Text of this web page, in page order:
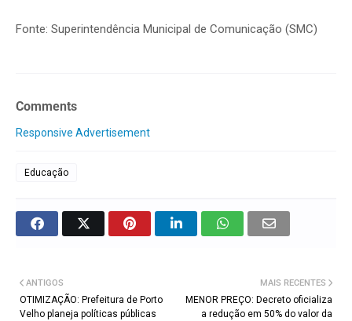
Fonte: Superintendência Municipal de Comunicação (SMC)
Comments
Responsive Advertisement
Educação
MAIS RECENTES
MENOR PREÇO: Decreto oficializa
a redução em 50% do valor da
ANTIGOS
OTIMIZAÇÃO: Prefeitura de Porto
Velho planeja políticas públicas